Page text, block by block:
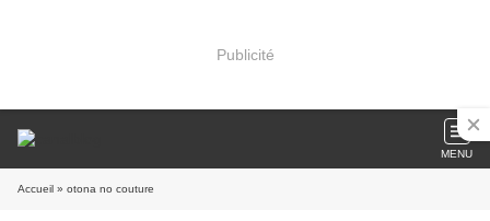
Publicité
MENU
Accueil » otona no couture